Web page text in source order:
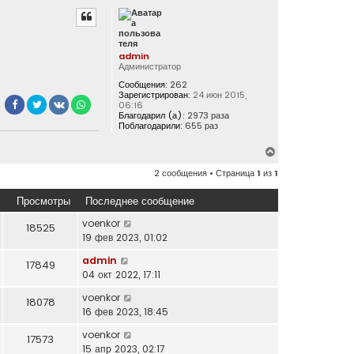
admin
Администратор
Сообщения: 262
Зарегистрирован: 24 июн 2015,
06:16
Благодарил (а): 2973 раза
Поблагодарили: 655 раз
у
2 сообщения • Страница1 из1
Просмотры Последнее сообщение
18525
voenkor
19 фев 2023, 01:02
17849
admin
04 окт 2022, 17:11
18078
voenkor
16 фев 2023, 18:45
17573
voenkor
15 апр 2023, 02:17